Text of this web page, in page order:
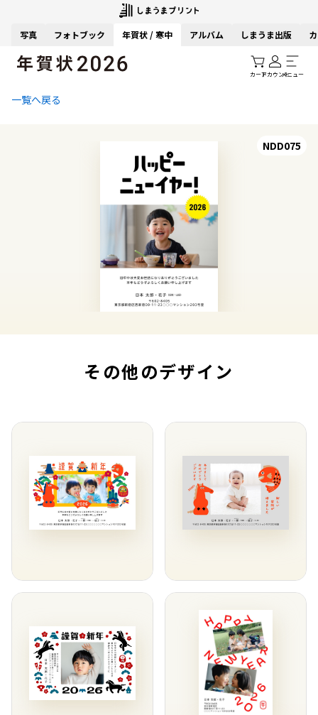
写真 フォトブック 年賀状 / 寒中 アルバム しまうま出版
カートアカウントメニュー
一覧へ戻る
NDD075
その他のデザイン